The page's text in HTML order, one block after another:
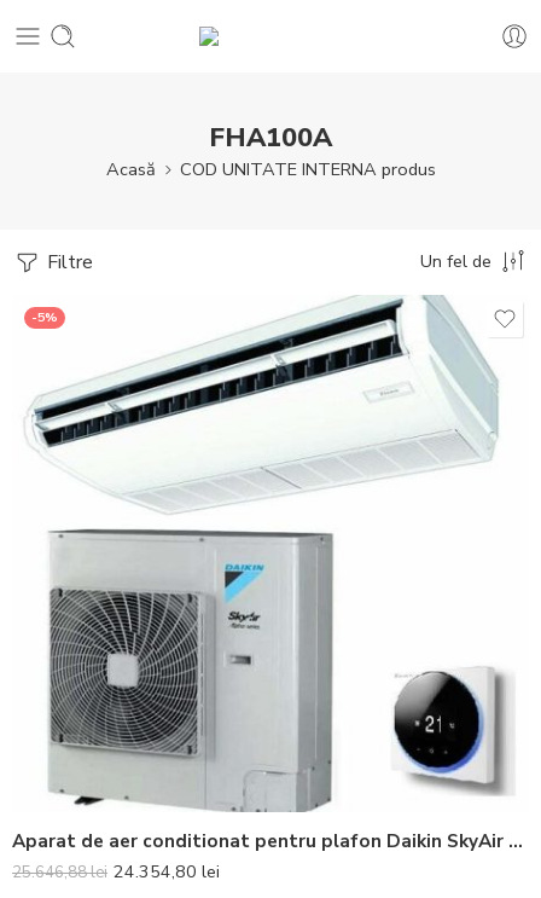
FHA100A
Acasă COD UNITATE INTERNA produs
Filtre Un fel de
-5%
Aparat de aer conditionat pentru plafon Daikin SkyAir Advance-series Bluevolution FHA100A-RZASG100MY1 Inverter 32000 BTU – Telecomanda inclusa
25.646,88lei 24.354,80 lei